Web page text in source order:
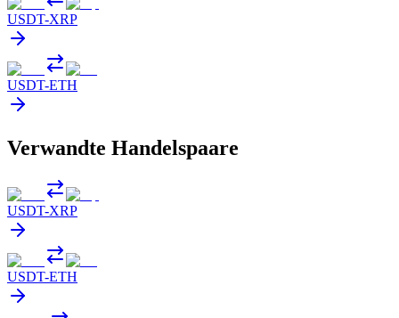
USDT-XRP
USDT-ETH
Verwandte Handelspaare
USDT-XRP
USDT-ETH